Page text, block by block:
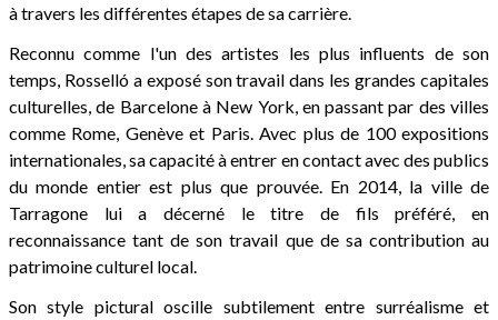
à travers les différentes étapes de sa carrière.
Reconnu comme l'un des artistes les plus influents de son
temps, Rosselló a exposé son travail dans les grandes capitales
culturelles, de Barcelone à New York, en passant par des villes
comme Rome, Genève et Paris. Avec plus de 100 expositions
internationales, sa capacité à entrer en contact avec des publics
du monde entier est plus que prouvée. En 2014, la ville de
Tarragone lui a décerné le titre de fils préféré, en
reconnaissance tant de son travail que de sa contribution au
patrimoine culturel local.
Son style pictural oscille subtilement entre surréalisme et